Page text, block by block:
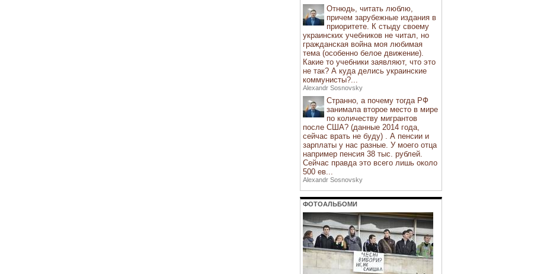
Отнюдь, читать люблю,
причем зарубежные издания в
приоритете. К стыду своему
украинских учебников не читал, но
гражданская война моя любимая
тема (особенно белое движение).
Какие то учебники заявляют, что это
не так? А куда делись украинские
коммунисты?...
Alexandr Sosnovsky
Странно, а почему тогда РФ
занимала второе место в мире
по количеству мигрантов
после США? (данные 2014 года,
сейчас врать не буду) . А пенсии и
зарплаты у нас разные. У моего отца
например пенсия 38 тыс. рублей.
Сейчас правда это всего лишь около
500 ев...
Alexandr Sosnovsky
ФОТОАЛЬБОМИ